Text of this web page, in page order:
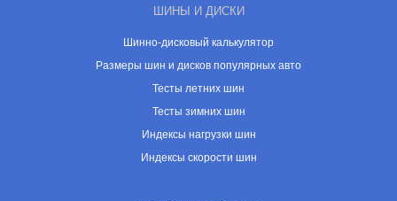
ШИНЫ И ДИСКИ
Шинно-дисковый калькулятор
Размеры шин и дисков популярных авто
Тесты летних шин
Тесты зимних шин
Индексы нагрузки шин
Индексы скорости шин